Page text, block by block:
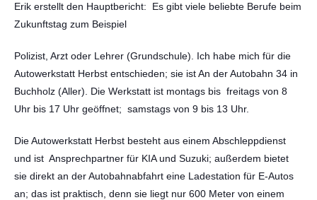
Erik erstellt den Hauptbericht: Es gibt viele beliebte Berufe beim
Zukunftstag zum Beispiel
Polizist, Arzt oder Lehrer (Grundschule). Ich habe mich für die
Autowerkstatt Herbst entschieden; sie ist An der Autobahn 34 in
Buchholz (Aller). Die Werkstatt ist montags bis freitags von 8
Uhr bis 17 Uhr geöffnet; samstags von 9 bis 13 Uhr.
Die Autowerkstatt Herbst besteht aus einem Abschleppdienst
und ist Ansprechpartner für KIA und Suzuki; außerdem bietet
sie direkt an der Autobahnabfahrt eine Ladestation für E-Autos
an; das ist praktisch, denn sie liegt nur 600 Meter von einem